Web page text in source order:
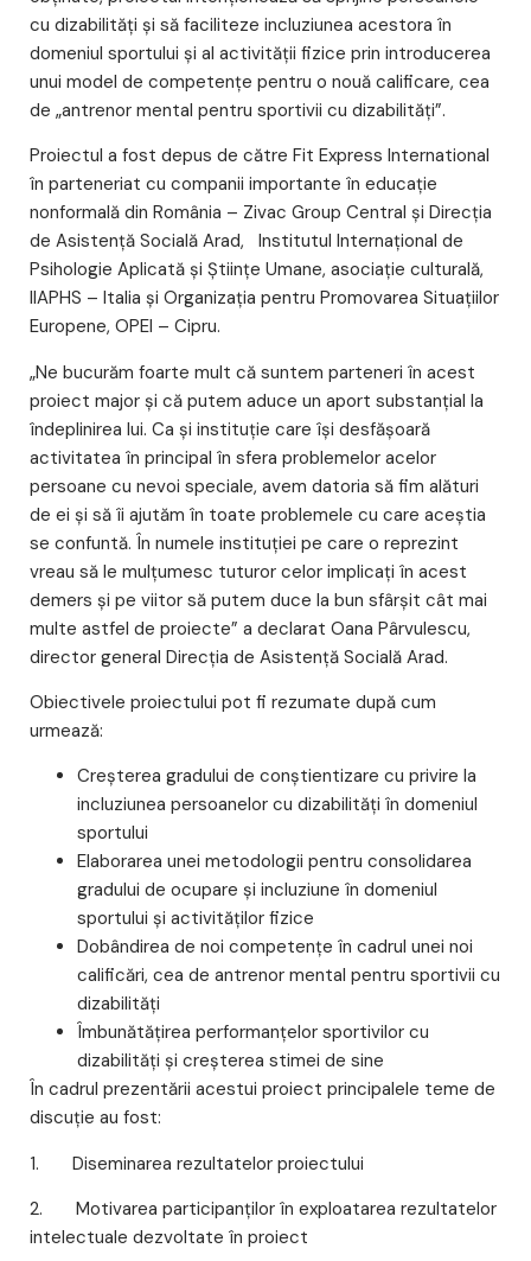
cu dizabilități și să faciliteze incluziunea acestora în
domeniul sportului și al activității fizice prin introducerea
unui model de competențe pentru o nouă calificare, cea
de „antrenor mental pentru sportivii cu dizabilități”.
Proiectul a fost depus de către Fit Express International
în parteneriat cu companii importante în educație
nonformală din România – Zivac Group Central și Direcția
de Asistență Socială Arad, Institutul Internațional de
Psihologie Aplicată și Științe Umane, asociație culturală,
IIAPHS – Italia și Organizația pentru Promovarea Situațiilor
Europene, OPEI – Cipru.
„Ne bucurăm foarte mult că suntem parteneri în acest
proiect major și că putem aduce un aport substanțial la
îndeplinirea lui. Ca și instituție care își desfășoară
activitatea în principal în sfera problemelor acelor
persoane cu nevoi speciale, avem datoria să fim alături
de ei și să îi ajutăm în toate problemele cu care aceștia
se confuntă. În numele instituției pe care o reprezint
vreau să le mulțumesc tuturor celor implicați în acest
demers și pe viitor să putem duce la bun sfârșit cât mai
multe astfel de proiecte” a declarat Oana Pârvulescu,
director general Direcția de Asistență Socială Arad.
Obiectivele proiectului pot fi rezumate după cum
urmează:
Creșterea gradului de conștientizare cu privire la
incluziunea persoanelor cu dizabilități în domeniul
sportului
Elaborarea unei metodologii pentru consolidarea
gradului de ocupare și incluziune în domeniul
sportului și activităților fizice
Dobândirea de noi competențe în cadrul unei noi
calificări, cea de antrenor mental pentru sportivii cu
dizabilități
Îmbunătățirea performanțelor sportivilor cu
dizabilități și creșterea stimei de sine
În cadrul prezentării acestui proiect principalele teme de
discuție au fost:
1. Diseminarea rezultatelor proiectului
2. Motivarea participanților în exploatarea rezultatelor
intelectuale dezvoltate în proiect